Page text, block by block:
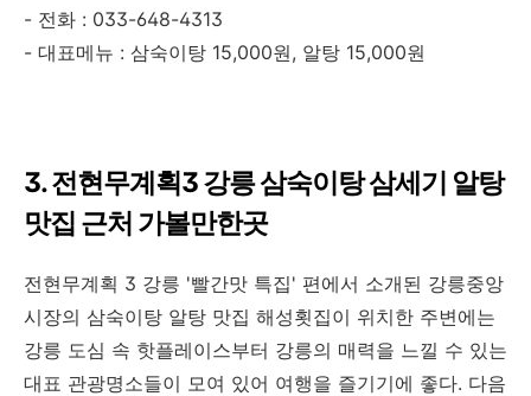
- 전화 : 033-648-4313
- 대표메뉴 : 삼숙이탕 15,000원, 알탕 15,000원
3. 전현무계획3 강릉 삼숙이탕 삼세기 알탕
맛집 근처 가볼만한곳
전현무계획 3 강릉 '빨간맛 특집' 편에서 소개된 강릉중앙
시장의 삼숙이탕 알탕 맛집 해성횟집이 위치한 주변에는
강릉 도심 속 핫플레이스부터 강릉의 매력을 느낄 수 있는
대표 관광명소들이 모여 있어 여행을 즐기기에 좋다. 다음